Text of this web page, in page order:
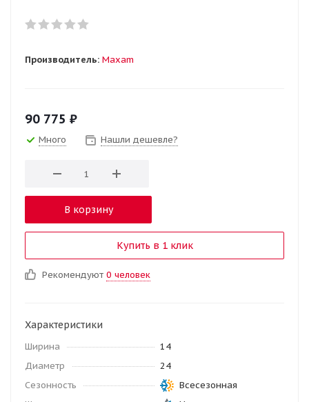
Производитель: Maxam
90 775 ₽
Много Нашли дешевле?
В корзину
Купить в 1 клик
Рекомендуют 0 человек
Характеристики
Ширина
14
Диаметр
24
Сезонность
Всесезонная